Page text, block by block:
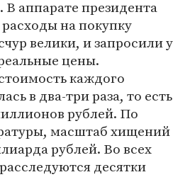
В аппарате президента
на покупку
велики, и запросили у
цены.
каждого
в два-три раза, то есть
рублей. По
масштаб хищений
рублей. Во всех
десятки